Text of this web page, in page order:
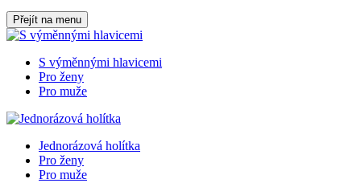
Přejít na menu
S výměnnými hlavicemi
Pro ženy
Pro muže
Jednorázová holítka
Pro ženy
Pro muže